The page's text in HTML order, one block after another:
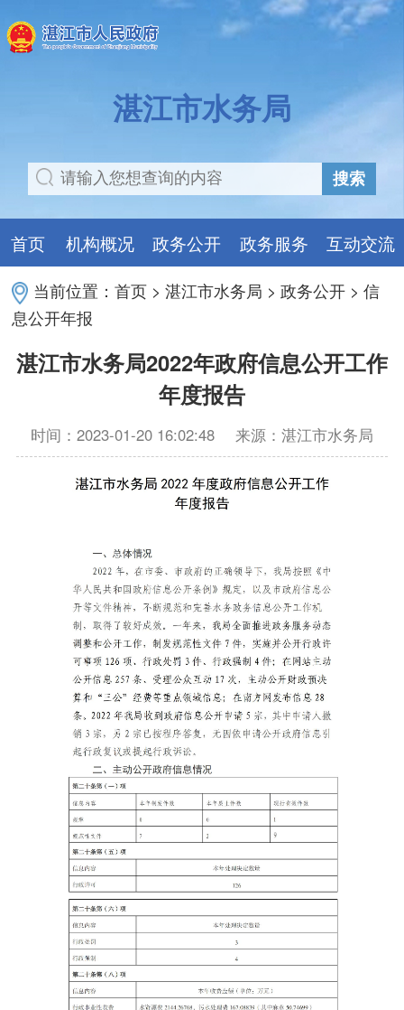
湛江市水务局
搜索
首页 机构概况 政务公开 政务服务 互动交流
当前位置：首页 >湛江市水务局 >政务公开 >信
息公开年报
湛江市水务局2022年政府信息公开工作
年度报告
时间：2023-01-20 16:02:48 来源：湛江市水务局